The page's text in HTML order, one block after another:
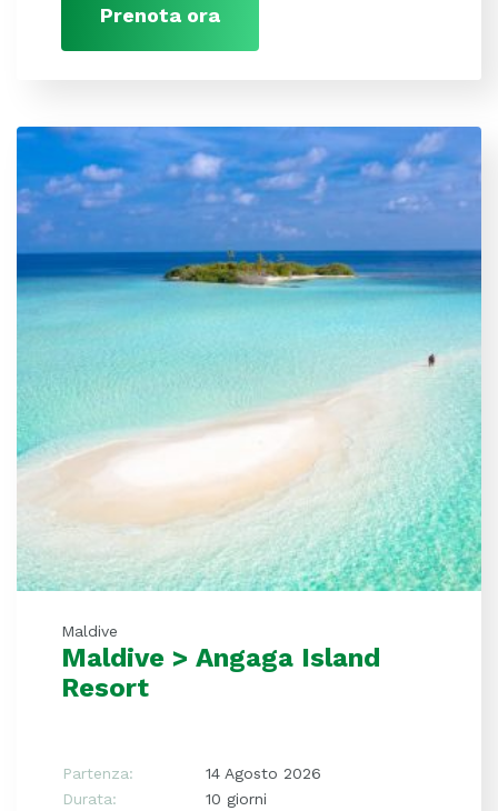
Prenota ora
Maldive
Maldive > Angaga Island
Resort
Partenza:
14 Agosto 2026
Durata:
10 giorni